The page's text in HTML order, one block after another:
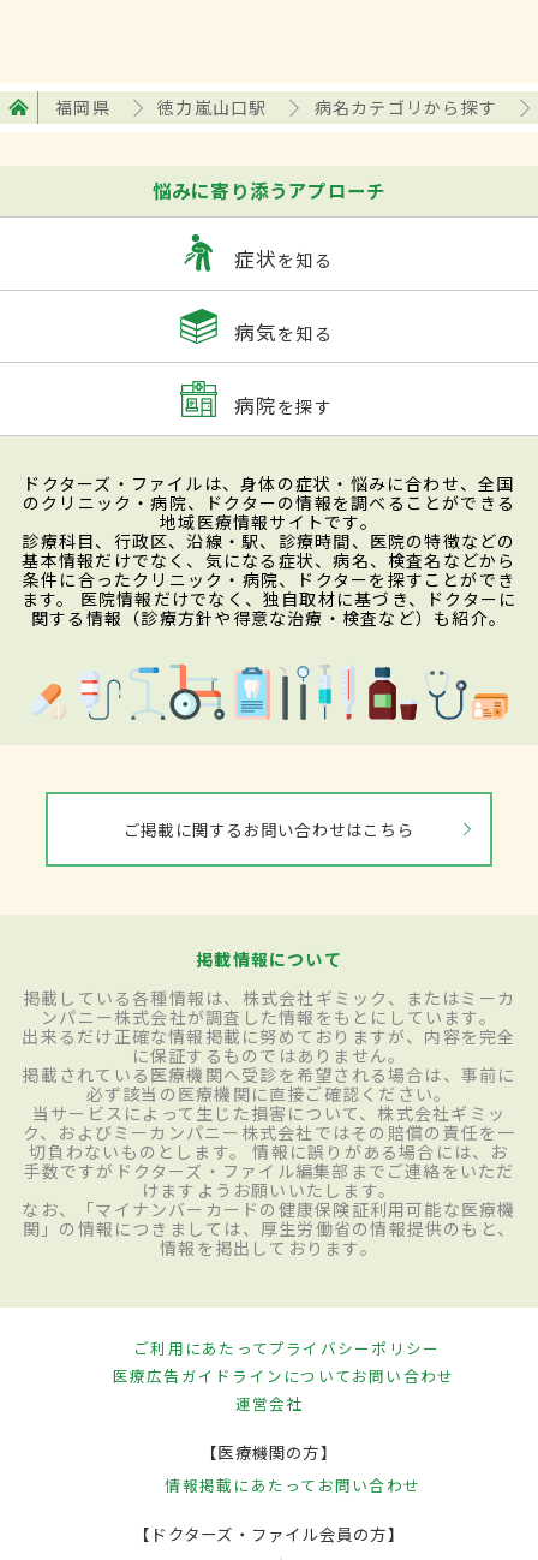
福岡県 徳力嵐山口駅 病名カテゴリから探す
悩みに寄り添うアプローチ
症状を知る
病気を知る
病院を探す
ドクターズ・ファイルは、身体の症状・悩みに合わせ、全国
のクリニック・病院、ドクターの情報を調べることができる
地域医療情報サイトです。
診療科目、行政区、沿線・駅、診療時間、医院の特徴などの
基本情報だけでなく、気になる症状、病名、検査名などから
条件に合ったクリニック・病院、ドクターを探すことができ
ます。 医院情報だけでなく、独自取材に基づき、ドクターに
関する情報（診療方針や得意な治療・検査など）も紹介。
ご掲載に関するお問い合わせはこちら
掲載情報について
掲載している各種情報は、株式会社ギミック、またはミーカ
ンパニー株式会社が調査した情報をもとにしています。
出来るだけ正確な情報掲載に努めておりますが、内容を完全
に保証するものではありません。
掲載されている医療機関へ受診を希望される場合は、事前に
必ず該当の医療機関に直接ご確認ください。
当サービスによって生じた損害について、株式会社ギミッ
ク、およびミーカンパニー株式会社ではその賠償の責任を一
切負わないものとします。 情報に誤りがある場合には、お
手数ですがドクターズ・ファイル編集部までご連絡をいただ
けますようお願いいたします。
なお、「マイナンバーカードの健康保険証利用可能な医療機
関」の情報につきましては、厚生労働省の情報提供のもと、
情報を掲出しております。
ご利用にあたってプライバシーポリシー
医療広告ガイドラインについてお問い合わせ
運営会社
【医療機関の方】
情報掲載にあたって お問い合わせ
【ドクターズ・ファイル会員の方】